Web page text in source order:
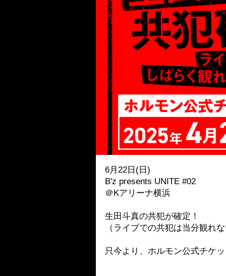
6月22日(日)
B'z presents UNITE #02
＠Kアリーナ横浜
生田斗真の共犯が確定！
（ライブでの共犯は当分観れ
只今より、ホルモン公式チケ